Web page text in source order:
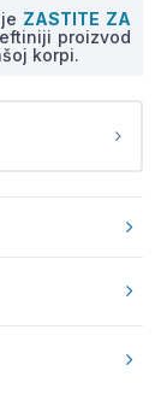
ZASTITE ZA
proizvod
korpi.